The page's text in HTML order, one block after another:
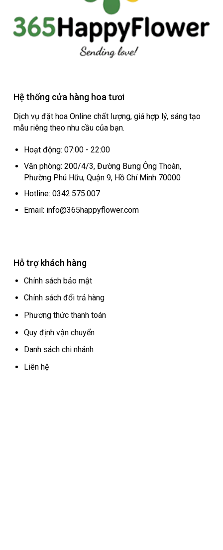
Hệ thống cửa hàng hoa tươi
Dịch vụ đặt hoa Online chất lượng, giá hợp lý, sáng tạo
mẫu riêng theo nhu cầu của bạn.
Hoạt động: 07:00 - 22:00
Văn phòng: 200/4/3, Đường Bưng Ông Thoàn,
Phường Phú Hữu, Quận 9, Hồ Chí Minh 70000
Hotline: 0342.575.007
Email: info@365happyflower.com
Hỗ trợ khách hàng
Chính sách bảo mật
Chính sách đổi trả hàng
Phương thức thanh toán
Quy định vận chuyển
Danh sách chi nhánh
Liên hệ